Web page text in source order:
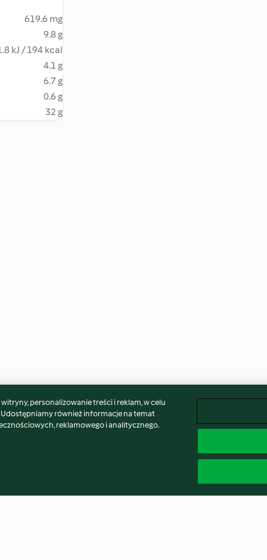
619.6 mg
9.8 g
kJ / 194 kcal
4.1 g
6.7 g
0.6 g
32 g
personalizowanie treści i reklam, w celu
również informacje na temat
reklamowego i analitycznego.